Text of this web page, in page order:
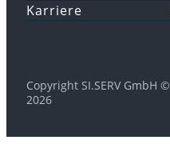
Karriere
Copyright SI.SERV GmbH ©
2026